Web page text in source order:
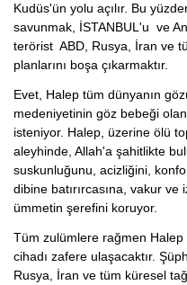
Kudüs'ün yolu açılır. Bu
savunmak, İSTANBUL'u ve
terörist ABD, Rusya, İran ve
planlarını boşa çıkarmaktır.
Evet, Halep tüm dünyanın
medeniyetinin göz bebeği
isteniyor. Halep, üzerine ölü
aleyhinde, Allah'a şahitlikte
suskunluğunu, acizliğini,
dibine batırırcasına, vakur ve
ümmetin şerefini koruyor.
Tüm zulümlere rağmen Halep
cihadı zafere ulaşacaktır.
Rusya, İran ve tüm küresel